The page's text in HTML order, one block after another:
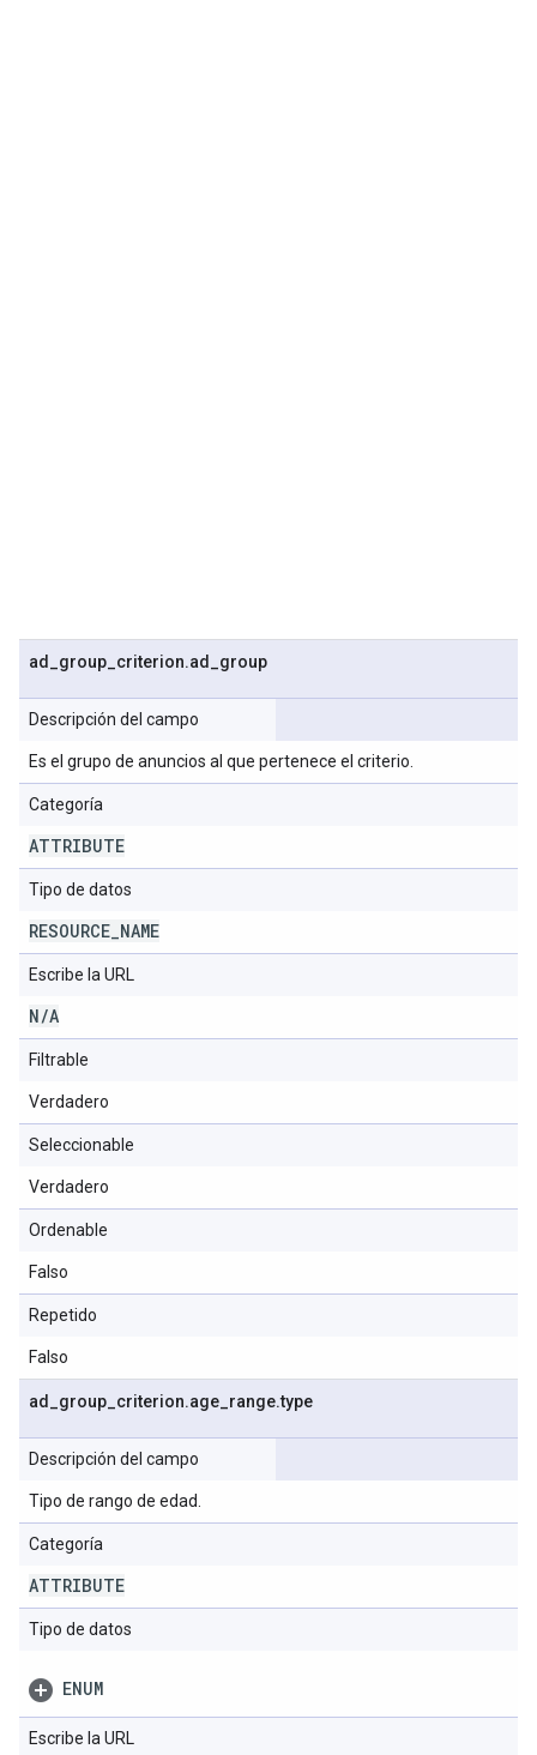
ad group criterion.ad group
Descripción del campo
Es el grupo de anuncios al que pertenece el criterio.
Categoría
ATTRIBUTE
Tipo de datos
RESOURCE NAME
Escribe la URL
N/A
Filtrable
Verdadero
Seleccionable
Verdadero
Ordenable
Falso
Repetido
Falso
ad group criterion.age range.type
Descripción del campo
Tipo de rango de edad.
Categoría
ATTRIBUTE
Tipo de datos
ENUM
Escribe la URL